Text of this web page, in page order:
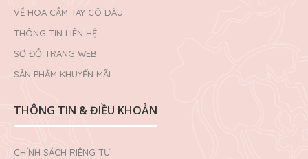
VỀ HOA CẦM TAY CÔ DÂU
THÔNG TIN LIÊN HỆ
SƠ ĐỒ TRANG WEB
SẢN PHẨM KHUYẾN MÃI
THÔNG TIN & ĐIỀU KHOẢN
CHÍNH SÁCH RIÊNG TƯ